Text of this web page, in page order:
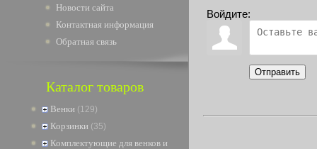
Новости сайта
Контактная информация
Обратная связь
Каталог товаров
Венки (129)
Корзинки (35)
Комплектующие для венков и
Войдите:
Отправить